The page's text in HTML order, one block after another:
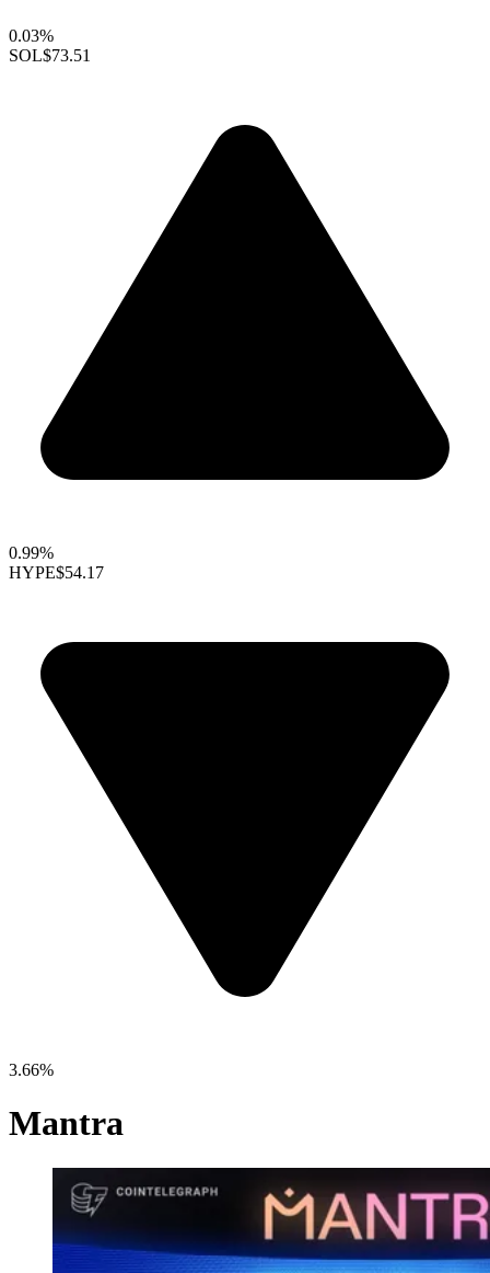
0.03%
SOL$73.51
0.99%
HYPE$54.17
3.66%
Mantra